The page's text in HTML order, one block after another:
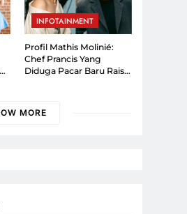
INFOTAINMENT
Profil Mathis Molinié:
Chef Prancis Yang
Diduga Pacar Baru Raisa,
MORE